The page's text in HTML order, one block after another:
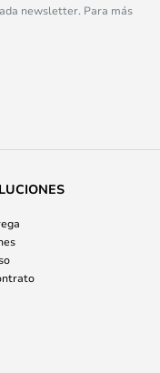
newsletter. Para más